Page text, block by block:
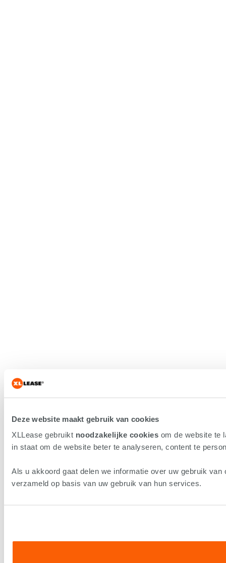
Deze website maakt gebruik van cookies
XLLease gebruikt noodzakelijke cookies om de website te
in staat om de website beter te analyseren, content te
Als u akkoord gaat delen we informatie over uw gebruik
verzameld op basis van uw gebruik van hun services.